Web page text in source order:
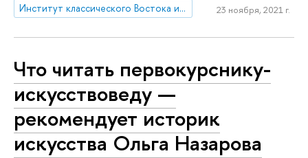
Институт классического Востока и античности
23 ноября, 2021 г.
Что читать первокурснику-
искусствоведу —
рекомендует историк
искусства Ольга Назарова